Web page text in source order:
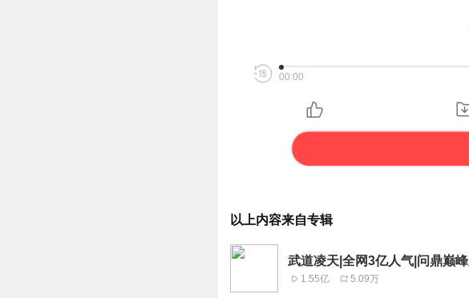
00:00
以上内容来自专辑
武道凌天|全网3亿人气|问鼎巅
1.55亿 5.09万